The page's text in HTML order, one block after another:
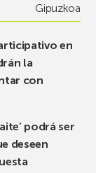
Gipuzkoa
en
la
con
podrá ser
deseen